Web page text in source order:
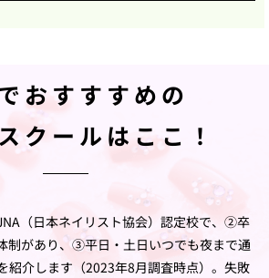
おすすすめの
クールはここ！
（日本ネイリスト協会）認定校で、②卒
制があり、③平日・土日いつでも夜まで通
紹介します（2023年8月調査時点）。失敗